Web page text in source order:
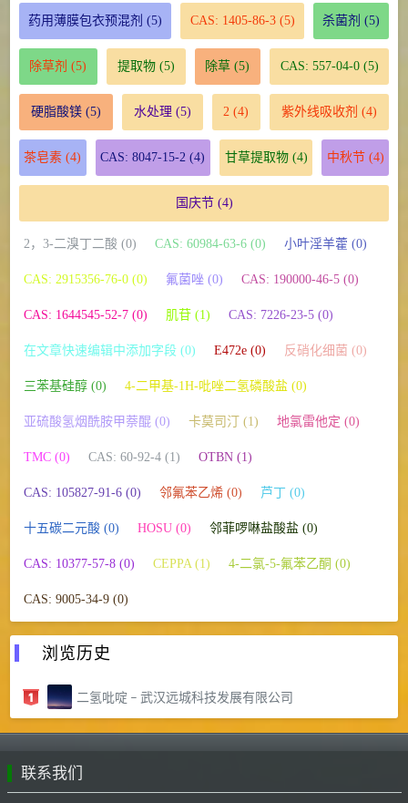
药用薄膜包衣预混剂 (5) CAS: 1405-86-3(5) 杀菌剂 (5)
除草剂 (5) 提取物(5) 除草 (5) CAS: 557-04-0(5)
硬脂酸镁(5) 水处理 (5) 2 (4) 紫外线吸收剂 (4)
茶皂素 (4) CAS: 8047-15-2 (4) 甘草提取物(4) 中秋节(4)
国庆节(4)
2，3-二溴丁二酸 (0) CAS: 60984-63-6 (0) 小叶淫羊藿 (0)
CAS: 2915356-76-0 (0) 氟菌唑 (0) CAS: 190000-46-5 (0)
CAS: 1644545-52-7 (0) 肌苷 (1) CAS: 7226-23-5 (0)
在文章快速编辑中添加字段 (0) E472e (0) 反硝化细菌 (0)
三苯基硅醇 (0) 4-二甲基-1H-吡唑二氢磷酸盐 (0)
亚硫酸氢烟酰胺甲萘醌 (0) 卡莫司汀 (1) 地氯雷他定 (0)
TMC (0) CAS: 60-92-4 (1) OTBN (1)
CAS: 105827-91-6 (0) 邻氟苯乙烯 (0) 芦丁 (0)
十五碳二元酸 (0) HOSU (0) 邻菲啰啉盐酸盐 (0)
CAS: 10377-57-8 (0) CEPPA (1) 4-二氯-5-氟苯乙酮 (0)
CAS: 9005-34-9 (0)
浏览历史
二氢吡啶 – 武汉远城科技发展有限公司
联系我们